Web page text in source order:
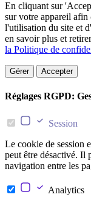
En cliquant sur
sur votre appareil
l'utilisation du site et
en savoir plus et
la Politique de
Gérer Accepter
Réglages RGPD:
Session
Le cookie de session
peut être désactivé. Il
navigation entre les
Analytics